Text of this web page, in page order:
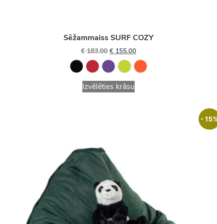
Sēžammaiss SURF COZY
€183.00 € 155.00
Izvēlēties krāsu
-